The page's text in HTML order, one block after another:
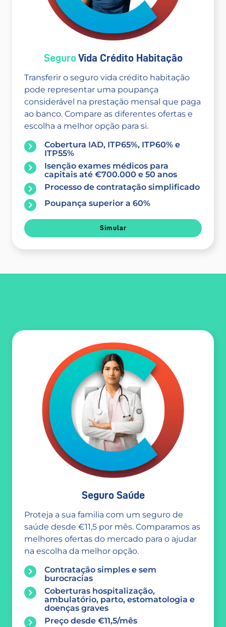
SeguroVida Crédito Habitação
Transferir o seguro vida crédito habitação
pode representar uma poupança
considerável na prestação mensal que paga
ao banco. Compare as diferentes ofertas e
escolha a melhor opção para si.
Cobertura IAD, ITP65%, ITP60% e
ITP55%
Isenção exames médicos para
capitais até €700.000 e 50 anos
Processo de contratação simplificado
Poupança superior a 60%
Simular
Seguro Saúde
Proteja a sua familia com um seguro de
saúde desde €11,5 por mês. Comparamos as
melhores ofertas do mercado para o ajudar
na escolha da melhor opção.
Contratação simples e sem
burocracias
Coberturas hospitalização,
ambulatório, parto, estomatologia e
doenças graves
Preço desde €11,5/mês